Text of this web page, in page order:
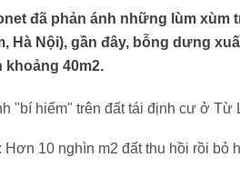
đã phản ánh những lùm xùm
Hà Nội), gần đây, bỗng dưng
khoảng 40m2.
"bí hiểm" trên đất tái định cư ở Từ
Hơn 10 nghìn m2 đất thu hồi rồi bỏ